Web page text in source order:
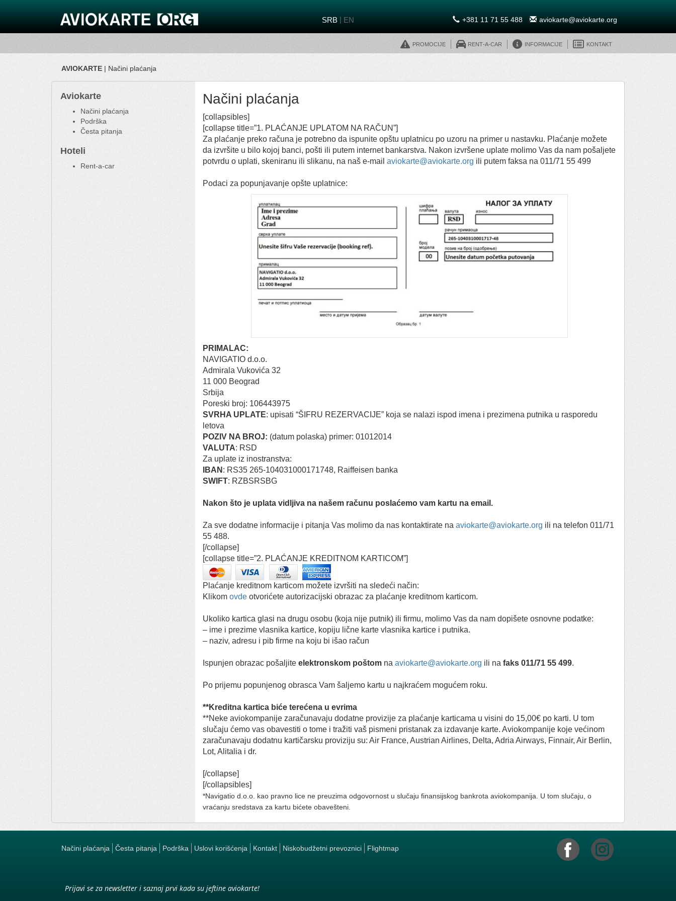
SRB | EN aviokarte@aviokarte.org
+381 11 71 55 488
Promocije Rent-A-Car Informacije Kontakt
AVIOKARTE | Načini plaćanja
Aviokarte
Načini plaćanja
Podrška
Česta pitanja
Hoteli
Rent-a-car
Načini plaćanja
[collapsibles]
[collapse title=”1. PLAĆANJE UPLATOM NA RAČUN”]
Za plaćanje preko računa je potrebno da ispunite opštu uplatnicu po uzoru na primer u nastavku. Plaćanje možete
da izvršite u bilo kojoj banci, pošti ili putem internet bankarstva. Nakon izvršene uplate molimo Vas da nam pošaljete
potvrdu o uplati, skeniranu ili slikanu, na naš e-mail aviokarte@aviokarte.org ili putem faksa na 011/71 55 499
Podaci za popunjavanje opšte uplatnice:
PRIMALAC:
NAVIGATIO d.o.o.
Admirala Vukovića 32
11 000 Beograd
Srbija
Poreski broj: 106443975
SVRHA UPLATE: upisati “ŠIFRU REZERVACIJE” koja se nalazi ispod imena i prezimena putnika u rasporedu
letova
POZIV NA BROJ: (datum polaska) primer: 01012014
VALUTA: RSD
Za uplate iz inostranstva:
IBAN : RS35 265-104031000171748, Raiffeisen banka
SWIFT: RZBSRSBG
Nakon što je uplata vidljiva na našem računu poslaćemo vam kartu na email.
Za sve dodatne informacije i pitanja Vas molimo da nas kontaktirate na aviokarte@aviokarte.org ili na telefon 011/71
55 488.
[/collapse]
[collapse title=”2. PLAĆANJE KREDITNOM KARTICOM”]
Plaćanje kreditnom karticom možete izvršiti na sledeći način:
Klikom ovdeotvorićete autorizacijski obrazac za plaćanje kreditnom karticom.
Ukoliko kartica glasi na drugu osobu (koja nije putnik) ili firmu, molimo Vas da nam dopišete osnovne podatke:
– ime i prezime vlasnika kartice, kopiju lične karte vlasnika kartice i putnika.
– naziv, adresu i pib firme na koju bi išao račun
Ispunjen obrazac pošaljite elektronskom poštomna aviokarte@aviokarte.org ili na faks 011/71 55 499.
Po prijemu popunjenog obrasca Vam šaljemo kartu u najkraćem mogućem roku.
**Kreditna kartica biće terećena u evrima
**Neke aviokompanije zaračunavaju dodatne provizije za plaćanje karticama u visini do 15,00€ po karti. U tom
slučaju ćemo vas obavestiti o tome i tražiti vaš pismeni pristanak za izdavanje karte. Aviokompanije koje većinom
zaračunavaju dodatnu kartičarsku proviziju su: Air France, Austrian Airlines, Delta, Adria Airways, Finnair, Air Berlin,
Lot, Alitalia i dr.
[/collapse]
[/collapsibles]
*Navigatio d.o.o. kao pravno lice ne preuzima odgovornost u slučaju finansijskog bankrota aviokompanija. U tom slučaju, o
vraćanju sredstava za kartu bićete obavešteni.
Načini plaćanja Česta pitanja Podrška Uslovi korišćenja Kontakt Niskobudžetni prevoznici Flightmap
Prijavi se za newsletter i saznaj prvi kada su jeftine aviokarte!